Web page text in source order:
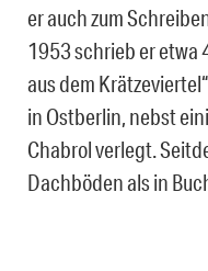
er auch zum
1953 schrieb er etwa
aus dem
in Ostberlin, nebst
Chabrol verlegt.
Dachböden als in